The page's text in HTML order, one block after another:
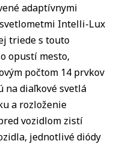
adaptívnymi
Intelli-Lux
triede s touto
opustí mesto,
počtom 14 prvkov
na diaľkové svetlá
a rozloženie
vozidlom zistí
jednotlivé diódy